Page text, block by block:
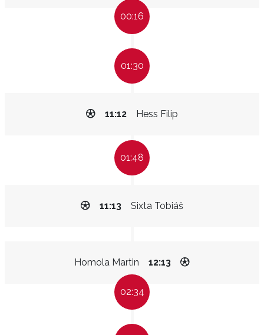
00:16
01:30
Hess Filip
11:12
01:48
Sixta Tobiáš
11:13
Homola Martin 12:13
02:34